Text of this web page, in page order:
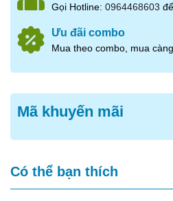
Gọi Hotline: 0964468603
Ưu đãi combo
Mua theo combo, mua
Mã khuyến mãi
Có thể bạn thích